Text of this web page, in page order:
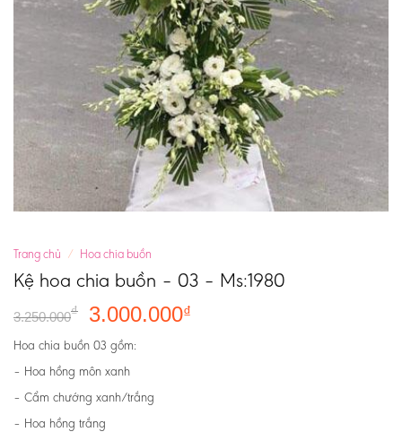
Trang chủ / Hoa chia buồn
Kệ hoa chia buồn – 03 – Ms:1980
3.250.000₫ 3.000.000₫
Hoa chia buồn 03 gồm:
– Hoa hồng môn xanh
– Cẩm chướng xanh/trắng
– Hoa hồng trắng